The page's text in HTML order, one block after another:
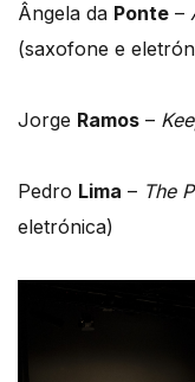
Ângela da Ponte –
(saxofone e
Jorge Ramos –
Pedro Lima – The
eletrónica)